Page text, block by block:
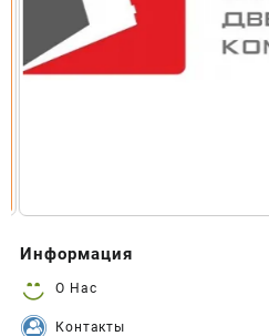
Информация
О Нас
Контакты